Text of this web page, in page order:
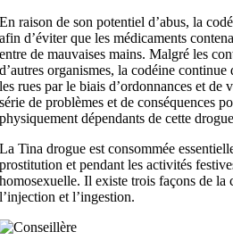
En raison de son potentiel d’abus, la
afin d’éviter que les médicaments
entre de mauvaises mains. Malgré les
d’autres organismes, la codéine
les rues par le biais d’ordonnances et de
série de problèmes et de conséquences
physiquement dépendants de cette
La Tina drogue est consommée
prostitution et pendant les activités
homosexuelle. Il existe trois façons de la
l’injection et l’ingestion.